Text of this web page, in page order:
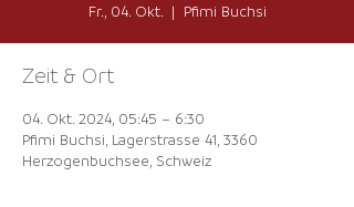
Fr., 04. Okt.
  |
Pfimi Buchsi
Zeit & Ort
04. Okt. 2024, 05:45 – 6:30
Pfimi Buchsi, Lagerstrasse 41, 3360
Herzogenbuchsee, Schweiz